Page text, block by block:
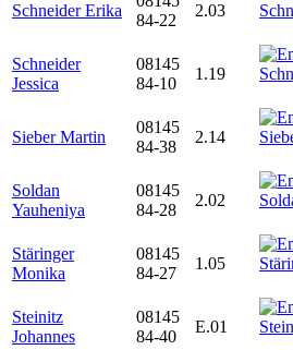
Schneider Erika
84-22
2.03
Schneider
Jessica
08145
84-10
1.19
Sieber Martin
08145
84-38
2.14
Soldan
Yauheniya
08145
84-28
2.02
Stäringer
Monika
08145
84-27
1.05
Steinitz
Johannes
08145
84-40
E.01